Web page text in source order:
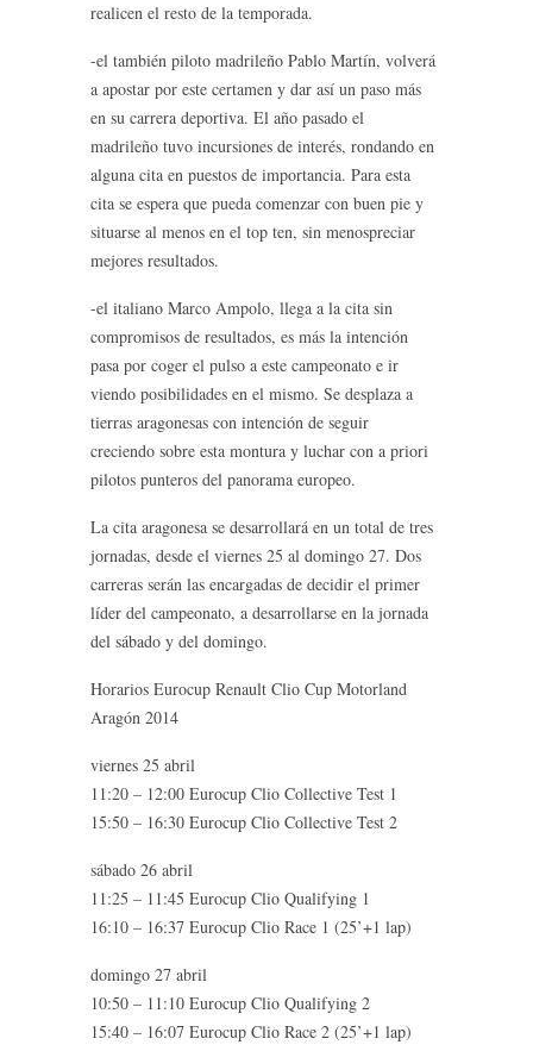
realicen el resto de la temporada.
-el también piloto madrileño Pablo Martín, volverá
a apostar por este certamen y dar así un paso más
en su carrera deportiva. El año pasado el
madrileño tuvo incursiones de interés, rondando en
alguna cita en puestos de importancia. Para esta
cita se espera que pueda comenzar con buen pie y
situarse al menos en el top ten, sin menospreciar
mejores resultados.
-el italiano Marco Ampolo, llega a la cita sin
compromisos de resultados, es más la intención
pasa por coger el pulso a este campeonato e ir
viendo posibilidades en el mismo. Se desplaza a
tierras aragonesas con intención de seguir
creciendo sobre esta montura y luchar con a priori
pilotos punteros del panorama europeo.
La cita aragonesa se desarrollará en un total de tres
jornadas, desde el viernes 25 al domingo 27. Dos
carreras serán las encargadas de decidir el primer
líder del campeonato, a desarrollarse en la jornada
del sábado y del domingo.
Horarios Eurocup Renault Clio Cup Motorland
Aragón 2014
viernes 25 abril
11:20 – 12:00 Eurocup Clio Collective Test 1
15:50 – 16:30 Eurocup Clio Collective Test 2
sábado 26 abril
11:25 – 11:45 Eurocup Clio Qualifying 1
16:10 – 16:37 Eurocup Clio Race 1 (25’+1 lap)
domingo 27 abril
10:50 – 11:10 Eurocup Clio Qualifying 2
15:40 – 16:07 Eurocup Clio Race 2 (25’+1 lap)